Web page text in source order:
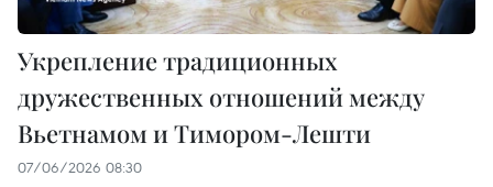
Укрепление традиционных
дружественных отношений между
Вьетнамом и Тимором-Лешти
07/06/2026 08:30